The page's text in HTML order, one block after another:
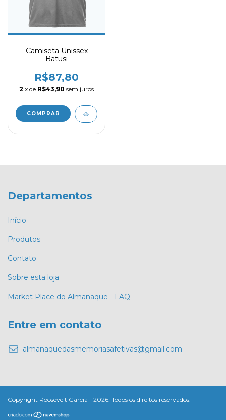
Camiseta Unissex
Batusi
R$87,80
2 x de R$43,90 sem juros
COMPRAR
Departamentos
Início
Produtos
Contato
Sobre esta loja
Market Place do Almanaque - FAQ
Entre em contato
almanaquedasmemoriasafetivas@gmail.com
Copyright Roosevelt Garcia - 2026. Todos os direitos reservados.